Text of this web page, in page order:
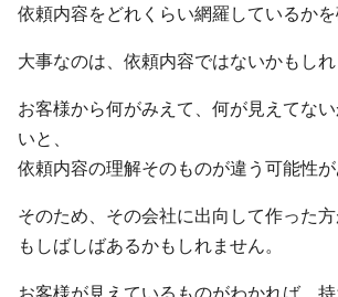
依頼内容をどれくらい網羅しているか
大事なのは、依頼内容ではないかもしれ
お客様から何がみえて、何が見えてな
いと、
依頼内容の理解そのものが違う可能性
そのため、その会社に出向して作った
もしばしばあるかもしれません。
お客様が見えているものがわかれば、